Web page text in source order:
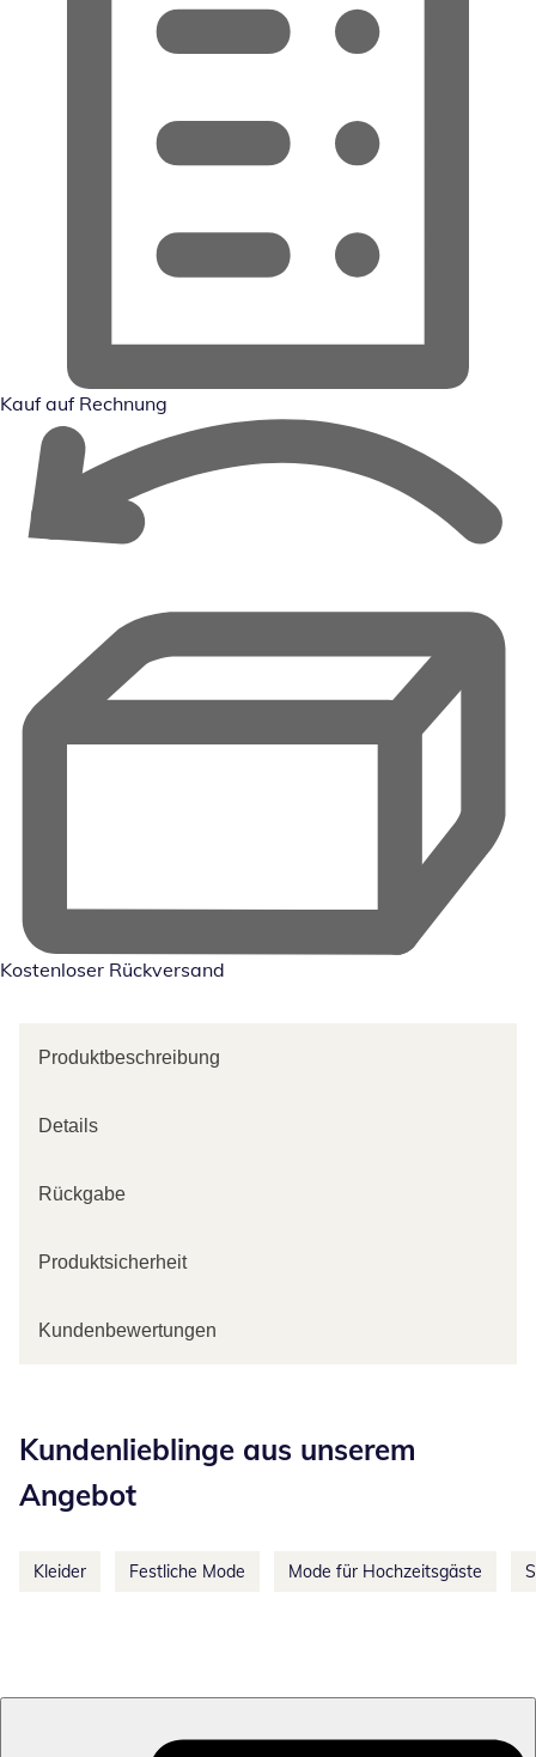
Kauf auf Rechnung
Kostenloser Rückversand
Produktbeschreibung
Details
Rückgabe
Produktsicherheit
Kundenbewertungen
Kundenlieblinge aus unserem
Angebot
Kleider Festliche Mode Mode für Hochzeitsgäste